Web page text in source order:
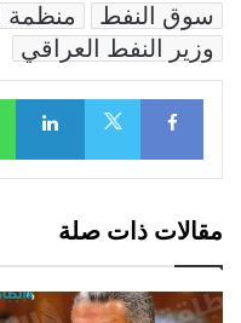
سوق النفط
منظمة
وزير النفط العراقي
Facebook
مقالات ذات صلة